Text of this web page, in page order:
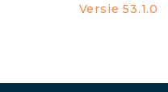
Versie 53.1.0